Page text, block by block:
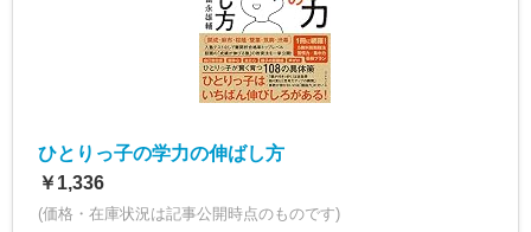
ひとりっ子の学力の伸ばし方
￥1,336
(価格・在庫状況は記事公開時点のものです)